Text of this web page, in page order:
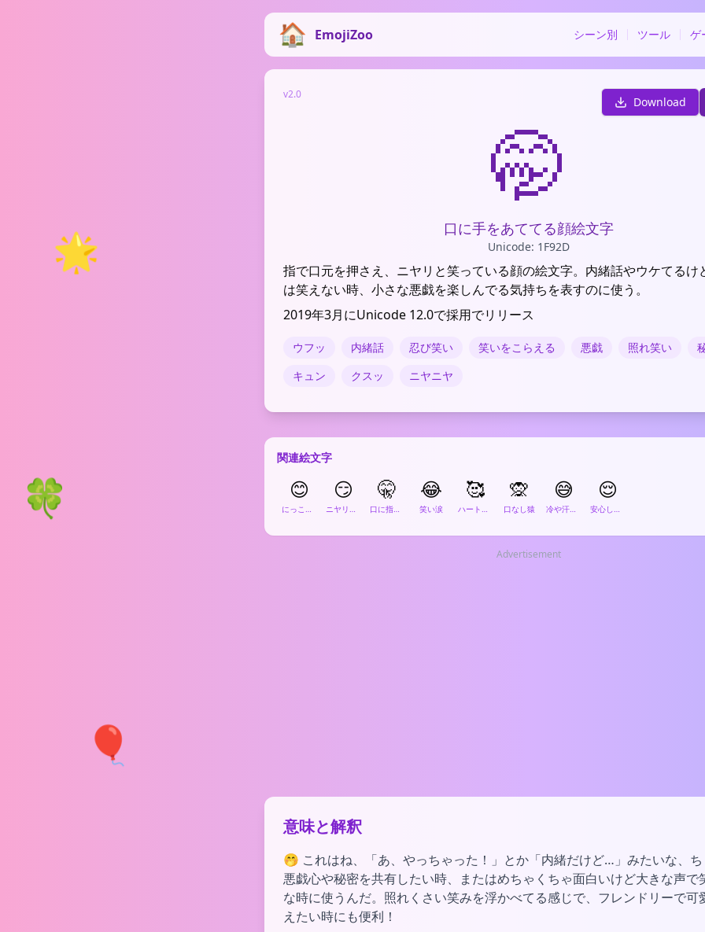
EmojiZoo シーン別 ツール ゲ
🌟
🎈
🍀
v2.0
Download
🤭
口に手をあててる顔絵文字
Unicode: 1F92D
指で口元を押さえ、ニヤリと笑っている顔の絵文字。内緒話やウケてるけ
は笑えない時、小さな悪戯を楽しんでる気持ちを表すのに使う。
2019年3月にUnicode 12.0で採用でリリース
ウフッ 内緒話 忍び笑い 笑いをこらえる 悪戯 照れ笑い
キュン
クスッ ニヤニヤ
関連絵文字
😊
にっこり笑う顔
😏
ニヤリと笑う顔
🤫
口に指をあてる顔
😂
笑い涙
🥰
ハートで笑う顔
🙊
口なし猿
😅
冷や汗の笑顔
😌
安心した顔
Advertisement
意味と解釈
🤭 これはね、「あ、やっちゃった！」とか「内緒だけど…」みたいな、
悪戯心や秘密を共有したい時、またはめちゃくちゃ面白いけど大きな声で
な時に使うんだ。照れくさい笑みを浮かべてる感じで、フレンドリーで可
えたい時にも便利！